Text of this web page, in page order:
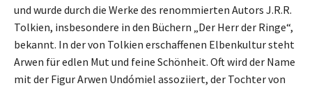
und wurde durch die Werke des renommierten Autors J.R.R.
Tolkien, insbesondere in den Büchern „Der Herr der Ringe“,
bekannt. In der von Tolkien erschaffenen Elbenkultur steht
Arwen für edlen Mut und feine Schönheit. Oft wird der Name
mit der Figur Arwen Undómiel assoziiert, der Tochter von